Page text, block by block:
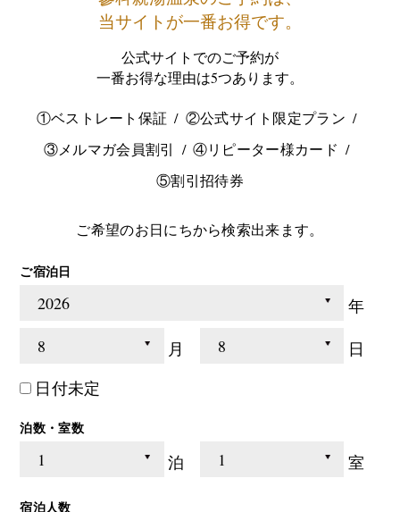
当サイトが一番お得です。
公式サイトでのご予約が
一番お得な理由は5つあります。
①ベストレート保証
②公式サイト限定プラン
③メルマガ会員割引
④リピーター様カード
⑤割引招待券
ご希望のお日にちから検索出来ます。
ご宿泊日
年
月
日
日付未定
泊数・室数
泊 室
宿泊人数